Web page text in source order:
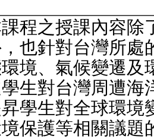
程之授課內容除
也針對台灣所處
境、氣候變遷及
生對台灣周遭海
學生對全球環境
保護等相關議